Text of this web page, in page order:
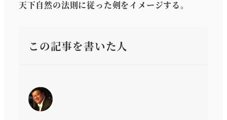
天下自然の法則に従った剣をイメージする。
この記事を書いた人